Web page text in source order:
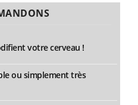
votre cerveau !
ou simplement très